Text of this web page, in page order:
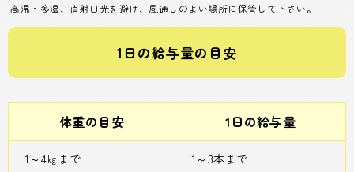
高温・多湿、直射日光を避け、風通しのよい場所に保管して下さい。
1日の給与量の目安
体重の目安 1日の給与量
1～4㎏まで 1～3本まで